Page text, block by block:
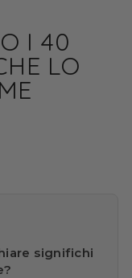
I 40
LO
significhi